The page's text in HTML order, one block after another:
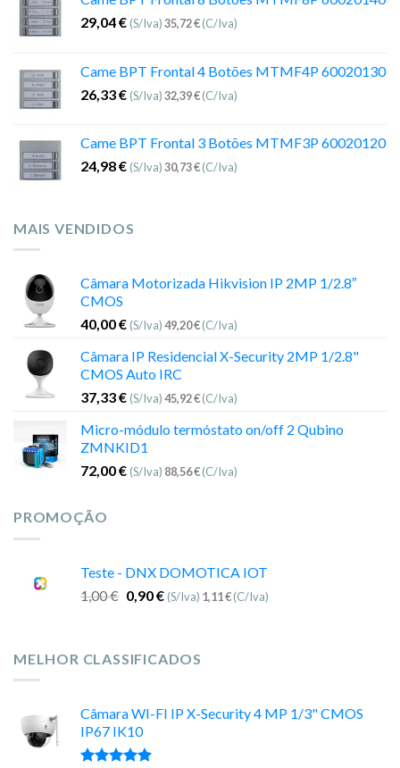
29,04€ (S/Iva)35,72€(C/Iva)
Came BPT Frontal 4 Botões MTMF4P 60020130
26,33€ (S/Iva)32,39€(C/Iva)
Came BPT Frontal 3 Botões MTMF3P 60020120
24,98€ (S/Iva)30,73€(C/Iva)
MAIS VENDIDOS
Câmara Motorizada Hikvision IP 2MP 1/2.8″
CMOS
40,00€ (S/Iva)49,20€(C/Iva)
Câmara IP Residencial X-Security 2MP 1/2.8"
CMOS Auto IRC
37,33€ (S/Iva)45,92€(C/Iva)
Micro-módulo termóstato on/off 2 Qubino
ZMNKID1
72,00€ (S/Iva) 88,56€(C/Iva)
PROMOÇÃO
Teste - DNX DOMOTICA IOT
1,00€ 0,90€ (S/Iva) 1,11€(C/Iva)
MELHOR CLASSIFICADOS
Câmara WI-FI IP X-Security 4 MP 1/3" CMOS
IP67 IK10